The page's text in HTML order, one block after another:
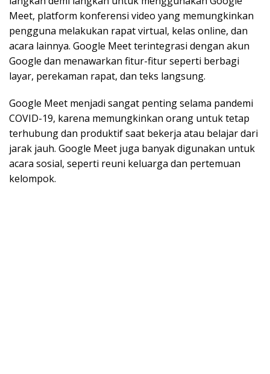
Meet, platform konferensi video yang memungkinkan
pengguna melakukan rapat virtual, kelas online, dan
acara lainnya. Google Meet terintegrasi dengan akun
Google dan menawarkan fitur-fitur seperti berbagi
layar, perekaman rapat, dan teks langsung.
Google Meet menjadi sangat penting selama pandemi
COVID-19, karena memungkinkan orang untuk tetap
terhubung dan produktif saat bekerja atau belajar dari
jarak jauh. Google Meet juga banyak digunakan untuk
acara sosial, seperti reuni keluarga dan pertemuan
kelompok.